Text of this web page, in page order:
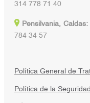
314 778 71 40
Pensilvania, Caldas:
784 34 57
Política General de
Política de la